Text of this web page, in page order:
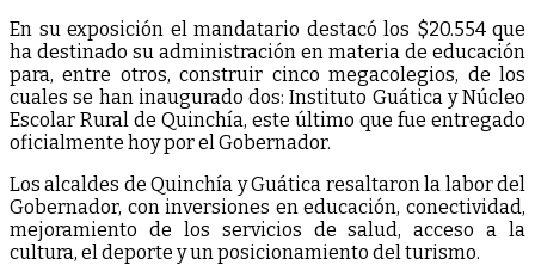
En su exposición el mandatario destacó los $20.554 que
ha destinado su administración en materia de educación
para, entre otros, construir cinco megacolegios, de los
cuales se han inaugurado dos: Instituto Guática y Núcleo
Escolar Rural de Quinchía, este último que fue entregado
oficialmente hoy por el Gobernador.
Los alcaldes de Quinchía y Guática resaltaron la labor del
Gobernador, con inversiones en educación, conectividad,
mejoramiento de los servicios de salud, acceso a la
cultura, el deporte y un posicionamiento del turismo.